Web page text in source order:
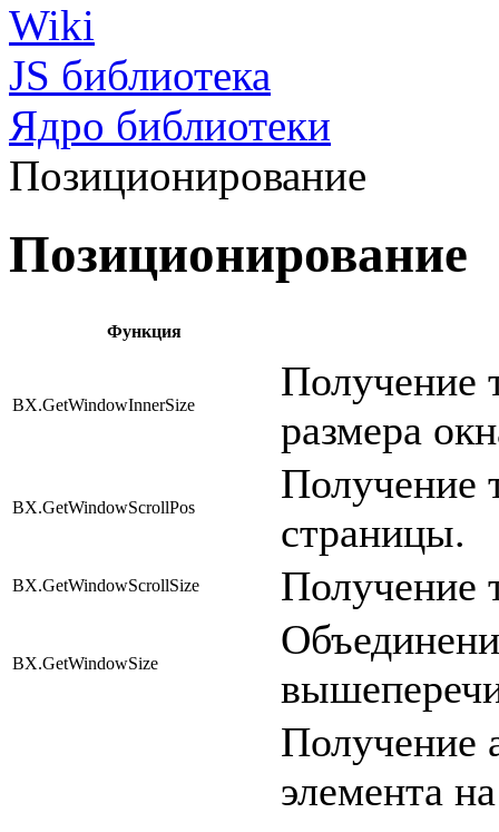
Wiki
JS библиотека
Ядро библиотеки
Позиционирование
Позиционирование
Функция
BX.GetWindowInnerSize
Получение
размера
BX.GetWindowScrollPos
Получение
страницы.
BX.GetWindowScrollSize Получение
BX.GetWindowSize
Получение
элемента